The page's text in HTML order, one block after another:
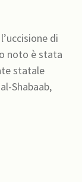
di
statale
Shabaab,